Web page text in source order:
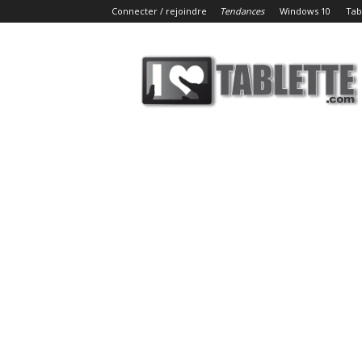
Connecter / rejoindre Tendances Windows 10